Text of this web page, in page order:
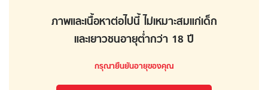
ภาพและเนื้อหาต่อไปนี้ ไม่เหมาะสมแก่เด็ก
และเยาวชนอายุต่ำกว่า 18 ปี
กรุณายืนยันอายุของคุณ